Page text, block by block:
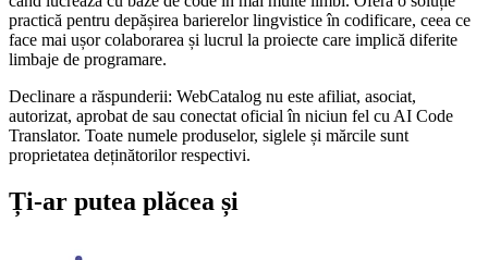
practică pentru depășirea barierelor lingvistice în codificare, ceea ce
face mai ușor colaborarea și lucrul la proiecte care implică diferite
limbaje de programare.
Declinare a răspunderii: WebCatalog nu este afiliat, asociat,
autorizat, aprobat de sau conectat oficial în niciun fel cu AI Code
Translator. Toate numele produselor, siglele și mărcile sunt
proprietatea deținătorilor respectivi.
Ți-ar putea plăcea și